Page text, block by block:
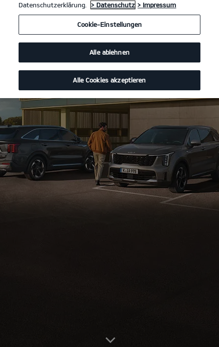
Datenschutzerklärung.
> Datenschutz > Impressum
Cookie-Einstellungen
Alle ablehnen
Alle Cookies akzeptieren